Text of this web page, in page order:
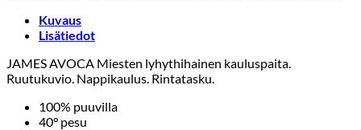
Kuvaus
Lisätiedot
JAMES AVOCA Miesten lyhythihainen kauluspaita.
Ruutukuvio. Nappikaulus. Rintatasku.
100% puuvilla
40° pesu